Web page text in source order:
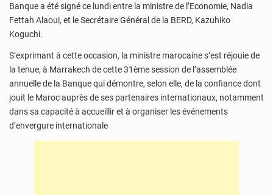
Banque a été signé ce lundi entre la ministre de l’Economie, Nadia
Fettah Alaoui, et le Secrétaire Général de la BERD, Kazuhiko
Koguchi.
S’exprimant à cette occasion, la ministre marocaine s’est réjouie de
la tenue, à Marrakech de cette 31ème session de l’assemblée
annuelle de la Banque qui démontre, selon elle, de la confiance dont
jouit le Maroc auprès de ses partenaires internationaux, notamment
dans sa capacité à accueillir et à organiser les événements
d’envergure internationale